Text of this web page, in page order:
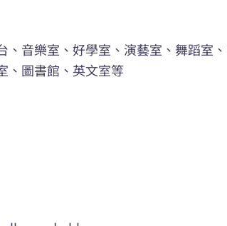
、音樂室、好學室、演藝室、舞蹈室
、圖書館、英文室等